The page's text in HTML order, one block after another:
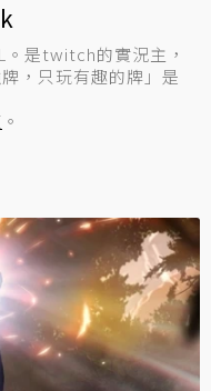
是twitch的實況主，
，只玩有趣的牌」是
。